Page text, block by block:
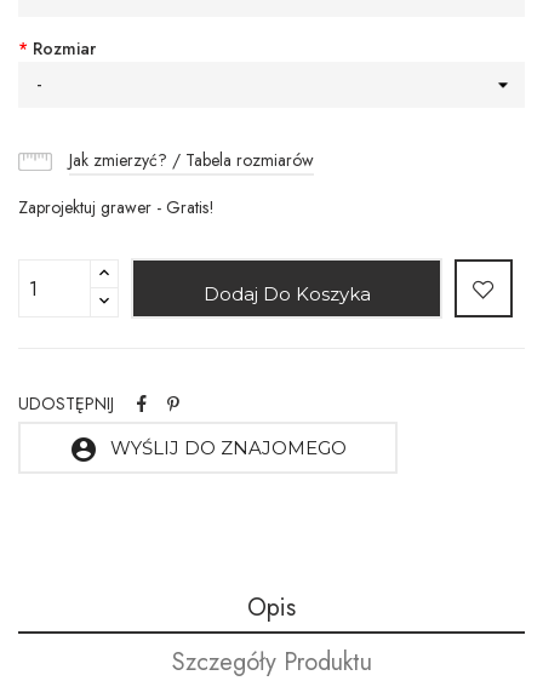
* Rozmiar
-
Jak zmierzyć? / Tabela rozmiarów
Zaprojektuj grawer - Gratis!
Dodaj Do Koszyka
UDOSTĘPNIJ
account_circle WYŚLIJ DO ZNAJOMEGO
Opis
Szczegóły Produktu